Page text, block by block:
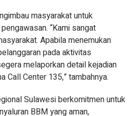
masyarakat untuk
“Kami sangat
Apabila menemukan
pada aktivitas
melaporkan detail kejadian
Call Center 135,” tambahnya.
Sulawesi berkomitmen untuk
BBM yang aman,